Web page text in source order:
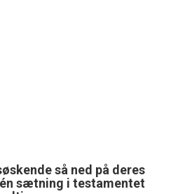
så ned på deres
sætning i testamentet